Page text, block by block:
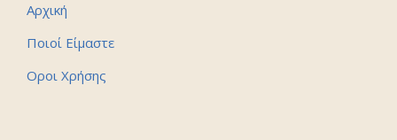
Αρχική
Ποιοί Είμαστε
Οροι Χρήσης